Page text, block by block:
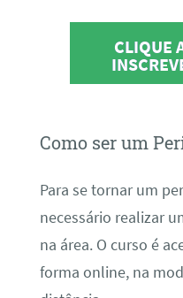
CLIQUE
Como ser um
Para se tornar um
necessário realizar
na área. O curso é
forma online, na